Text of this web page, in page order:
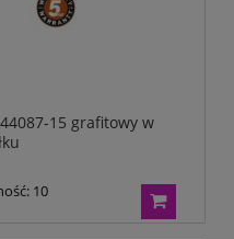
15 grafitowy w
10